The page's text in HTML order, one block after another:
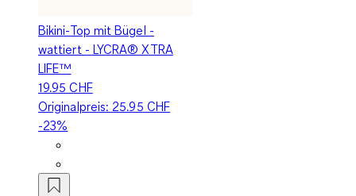
Bikini-Top mit Bügel -
wattiert - LYCRA® XTRA
LIFE™
19.95 CHF
Originalpreis: 25.95 CHF
-23%